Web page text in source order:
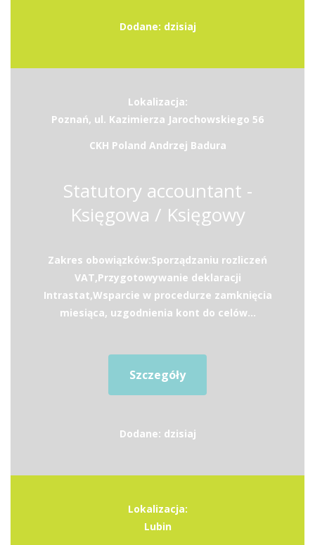
Dodane: dzisiaj
Lokalizacja:
Poznań, ul. Kazimierza Jarochowskiego 56
CKH Poland Andrzej Badura
Statutory accountant -
Księgowa / Księgowy
Zakres obowiązków:Sporządzaniu rozliczeń
VAT,Przygotowywanie deklaracji
Intrastat,Wsparcie w procedurze zamknięcia
miesiąca, uzgodnienia kont do celów...
Szczegóły
Dodane: dzisiaj
Lokalizacja:
Lubin